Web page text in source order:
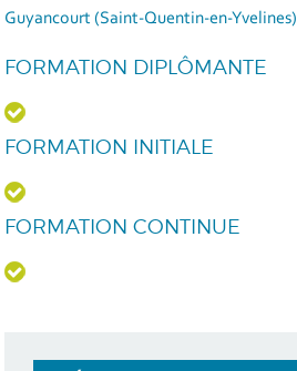
Guyancourt (Saint-Quentin-en-Yvelines)
FORMATION DIPLÔMANTE
FORMATION INITIALE
FORMATION CONTINUE